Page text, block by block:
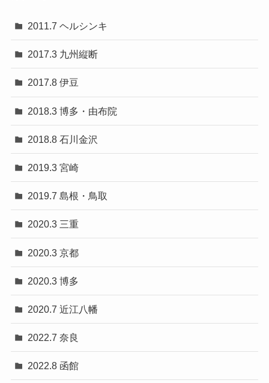
2011.7 ヘルシンキ
2017.3 九州縦断
2017.8 伊豆
2018.3 博多・由布院
2018.8 石川金沢
2019.3 宮崎
2019.7 島根・鳥取
2020.3 三重
2020.3 京都
2020.3 博多
2020.7 近江八幡
2022.7 奈良
2022.8 函館